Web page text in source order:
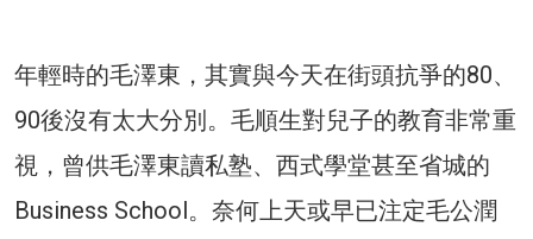
年輕時的毛澤東，其實與今天在街頭抗爭的80、
90後沒有太大分別。毛順生對兒子的教育非常重
視，曾供毛澤東讀私塾、西式學堂甚至省城的
Business School。奈何上天或早已注定毛公潤